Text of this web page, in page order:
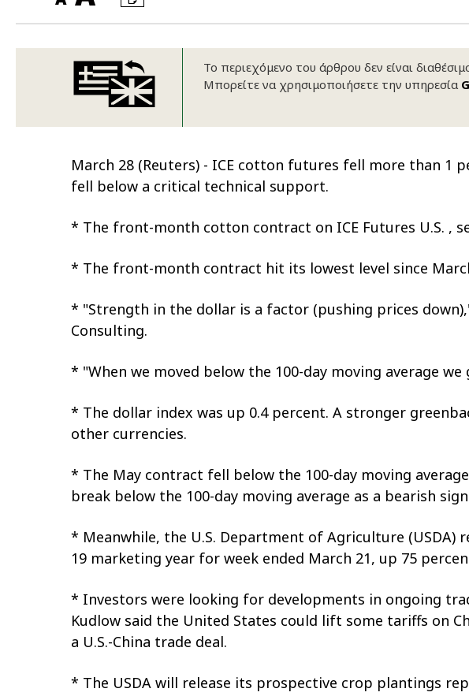
Οικονομικά στοιχεία
Εταιρική δομή
Καινοτομία
Εκδηλώσεις
Επικοινωνία
Πως θα μας βρείτε
Εξαγωγές
Συνέδρια
Πως θα μας βρείτε
Ευφυής γεωργία
Συμβουλευτική στο χωράφι
Εκκόκκιση για λογαριασμό του
Ιατρικές υπηρεσίες
Πως θα μας βρείτε
Αλυσίδα βάμβακος
Πως θα μας βρείτε
Κλωστοϋφαντουργία - Ένδυση
Εταιρικά νέα
Πως θα μας βρείτε
Πως θα μας βρείτε
Το περιεχόμενο του άρθρου δεν είναι
Μπορείτε να χρησιμοποιήσετε την υπηρεσία
March 28 (Reuters) - ICE cotton futures fell more than 1
fell below a critical technical support.
* The front-month cotton contract on ICE Futures U.S. ,
* The front-month contract hit its lowest level since
* "Strength in the dollar is a factor (pushing prices
Consulting.
* "When we moved below the 100-day moving average
* The dollar index was up 0.4 percent. A stronger
other currencies.
* The May contract fell below the 100-day moving
break below the 100-day moving average as a bearish
* Meanwhile, the U.S. Department of Agriculture
19 marketing year for week ended March 21, up 75
* Investors were looking for developments in ongoing
Kudlow said the United States could lift some tariffs on
a U.S.-China trade deal.
* The USDA will release its prospective crop plantings